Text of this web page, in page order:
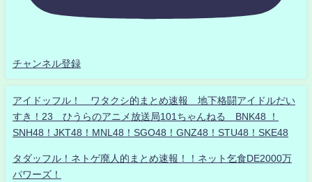
チャンネル登録
アイドッフル！ ワタクシ的まとめ速報 地下格闘アイドルだい
すき！23 ひうらのアニメ放送局101ちゃんねる BNK48 ！
SNH48！JKT48！MNL48！SGO48！GNZ48！STU48！SKE48
タダッフル！ネトゲ廃人的まとめ速報！！ネット乞食DE2000万
パワーズ！